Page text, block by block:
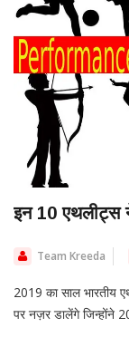
इन 10 एथलीट्स
Team Kreeda
2019 का साल भारतीय
पर नज़र डालेंगे जिन्होंने